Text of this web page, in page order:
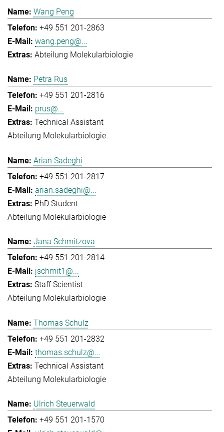
Wang Peng
+49 551 201-2863
wang.peng@...
Abteilung Molekularbiologie
Petra Rus
+49 551 201-2816
prus@...
Technical Assistant
Abteilung Molekularbiologie
Arian Sadeghi
+49 551 201-2817
arian.sadeghi@...
PhD Student
Abteilung Molekularbiologie
Jana Schmitzova
+49 551 201-2814
jschmit1@...
Staff Scientist
Abteilung Molekularbiologie
Thomas Schulz
+49 551 201-2832
thomas.schulz@...
Technical Assistant
Abteilung Molekularbiologie
Ulrich Steuerwald
+49 551 201-1570